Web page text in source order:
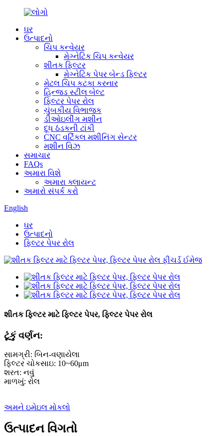
ઘર
ઉત્પાદનો
ચિપ કન્વેયર
મેગ્નેટિક ચિપ કન્વેયર
શીતક ફિલ્ટર
મેગ્નેટિક પેપર બેન્ડ ફિલ્ટર
મેટલ ચિપ કટકા કરનાર
હિન્જ્ડ સ્ટીલ બેલ્ટ
ફિલ્ટર પેપર રોલ
ચુંબકીય વિભાજક
ડીઓઇલીંગ મશીન
દૂધ ઠંડકની ટાંકી
CNC વર્ટિકલ મશીનિંગ સેન્ટર
મશીન વિઝ
સમાચાર
FAQs
અમારા વિશે
અમારા ક્લાયન્ટ
અમારો સંપર્ક કરો
English
ઘર
ઉત્પાદનો
ફિલ્ટર પેપર રોલ
શીતક ફિલ્ટર માટે ફિલ્ટર પેપર, ફિલ્ટર પેપર રોલ
ટૂંકું વર્ણન:
સામગ્રી: બિન-વણાયેલા
ફિલ્ટર ચોકસાઇ: 10~60μm
શરત: નવું
માળખું: રોલ
અમને ઇમેઇલ મોકલો
ઉત્પાદન વિગતો